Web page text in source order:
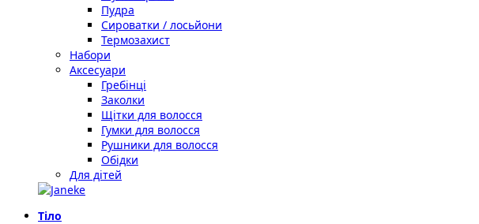
Пудра
Сироватки / лосьйони
Термозахист
Набори
Аксесуари
Гребінці
Заколки
Щітки для волосся
Гумки для волосся
Рушники для волосся
Обідки
Для дітей
Тіло